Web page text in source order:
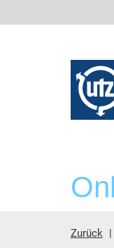
Zurück